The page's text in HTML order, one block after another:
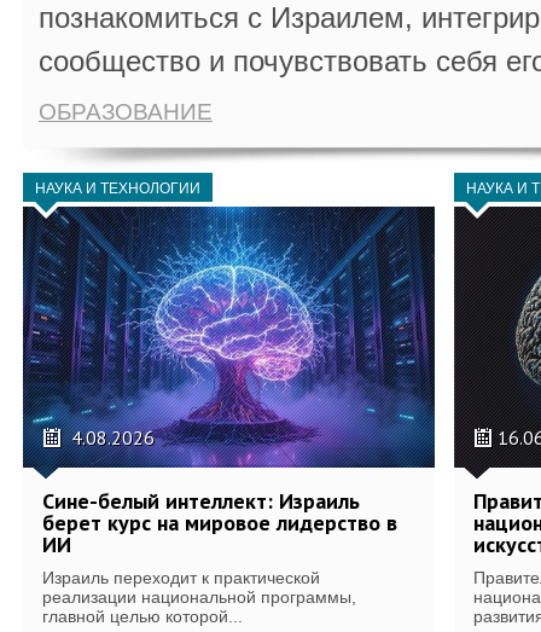
познакомиться с Израилем,
сообщество и почувствовать себя
ОБРАЗОВАНИЕ
НАУКА И ТЕХНОЛОГИИ
4.08.2026
Сине-белый интеллект: Израиль
берет курс на мировое лидерство в
ИИ
Израиль переходит к практической
реализации национальной программы,
главной целью которой...
НАУКА И